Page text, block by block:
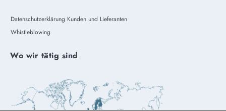
Datenschutzerklärung Kunden und Lieferanten
Whistleblowing
Wo wir tätig sind